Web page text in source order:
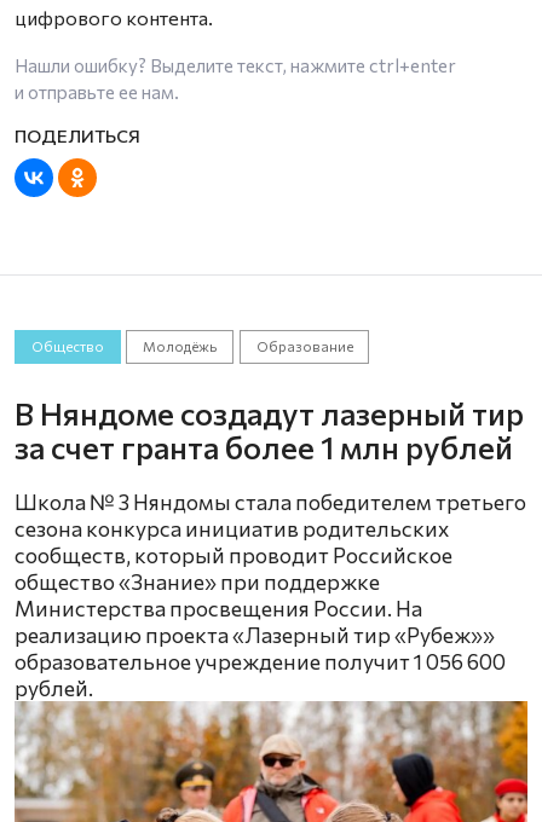
цифрового контента.
Нашли ошибку? Выделите текст, нажмите ctrl+enter
и отправьте ее нам.
Общество Молодёжь Образование
В Няндоме создадут лазерный тир
за счет гранта более 1 млн рублей
Школа № 3 Няндомы стала победителем третьего
сезона конкурса инициатив родительских
сообществ, который проводит Российское
общество «Знание» при поддержке
Министерства просвещения России. На
реализацию проекта «Лазерный тир «Рубеж»»
образовательное учреждение получит 1 056 600
рублей.